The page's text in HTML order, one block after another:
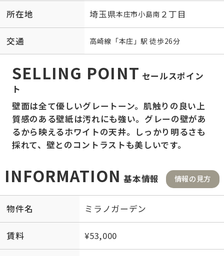
所在地 埼玉県本庄市小島南 ２丁目
交通 高崎線 「本庄 」駅 徒歩26分
SELLING POINT セールスポイン
ト
壁面は全て優しいグレートーン。肌触りの良い上
質感のある壁紙は汚れにも強い。グレーの壁があ
るから映えるホワイトの天井。しっかり明るさも
採れて、壁とのコントラストも美しいです。
INFORMATION 基本情報 情報の見方
物件名 ミラノガーデン
賃料 ¥53,000